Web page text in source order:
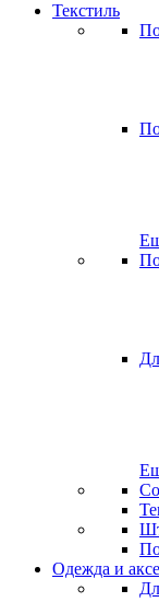
Текстиль
Одежда и